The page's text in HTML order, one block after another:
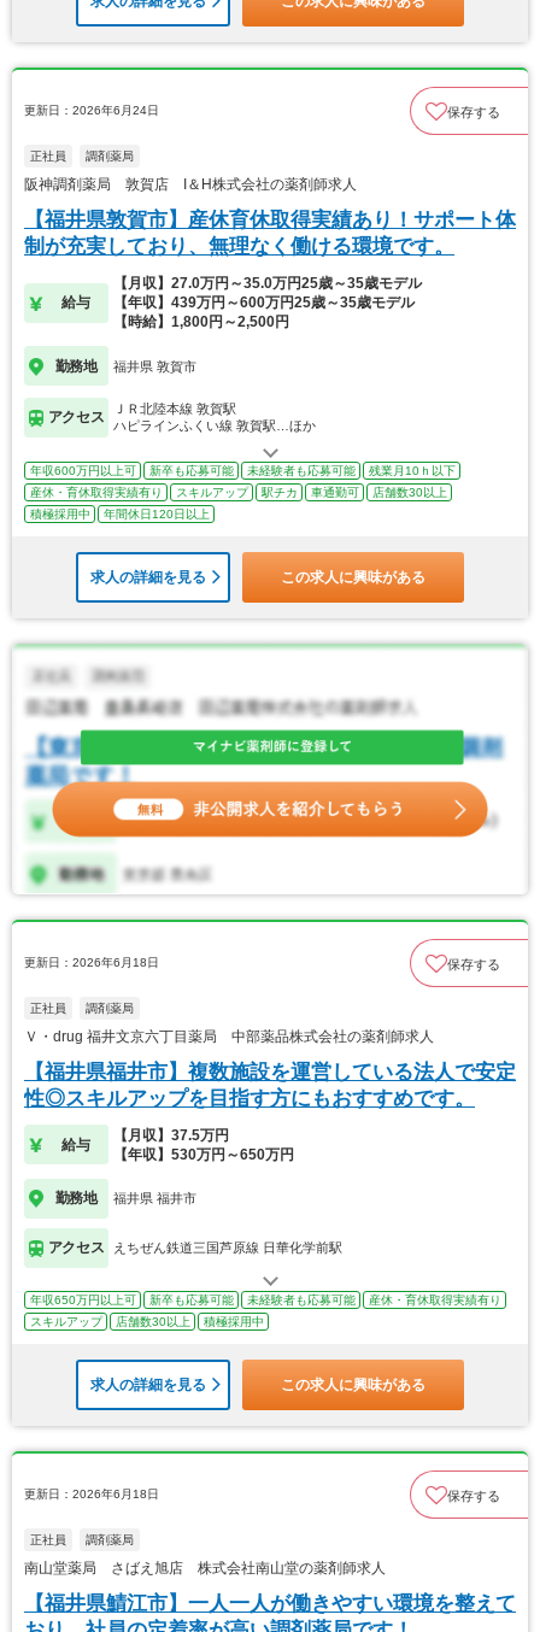
更新日：2026年6月24日 保存する
正社員 調剤薬局
阪神調剤薬局 敦賀店 I＆H株式会社の薬剤師求人
【福井県敦賀市】産休育休取得実績あり！サポート体
制が充実しており、無理なく働ける環境です。
給与
【月収】27.0万円～35.0万円25歳～35歳モデル
【年収】439万円～600万円25歳～35歳モデル
【時給】1,800円～2,500円
勤務地 福井県 敦賀市
アクセス
ＪＲ北陸本線 敦賀駅
ハピラインふくい線 敦賀駅…ほか
年収600万円以上可 新卒も応募可能 未経験者も応募可能
残業月10ｈ以下
産休・育休取得実績有り
スキルアップ 駅チカ 車通勤可
店舗数30以上
積極採用中
年間休日120日以上
求人の詳細を見る この求人に興味がある
更新日：2026年6月18日 保存する
正社員 調剤薬局
Ｖ・drug 福井文京六丁目薬局 中部薬品株式会社の薬剤師求人
【福井県福井市】複数施設を運営している法人で安定
性◎スキルアップを目指す方にもおすすめです。
給与
【月収】37.5万円
【年収】530万円～650万円
勤務地 福井県 福井市
アクセス えちぜん鉄道三国芦原線 日華化学前駅
年収650万円以上可 新卒も応募可能 未経験者も応募可能
産休・育休取得実績有り
スキルアップ
店舗数30以上 積極採用中
求人の詳細を見る この求人に興味がある
更新日：2026年6月18日 保存する
正社員 調剤薬局
南山堂薬局 さばえ旭店 株式会社南山堂の薬剤師求人
【福井県鯖江市】一人一人が働きやすい環境を整えて